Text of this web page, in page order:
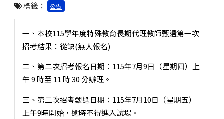
標籤： 公告
一、本校115學年度特殊教育長期代理教師甄選第一次
招考結果：從缺(無人報名)
二、第二次招考報名日期：115年7月9日（星期四）上
午 9 時至 11 時 30 分辦理。
三、第二次招考甄選日期：115年7月10日（星期五）
上午9時開始，逾時不得進入試場。